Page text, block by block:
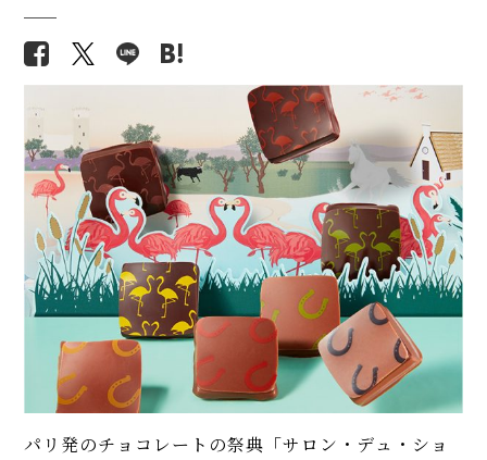
パリ発のチョコレートの祭典「サロン・デュ・ショ